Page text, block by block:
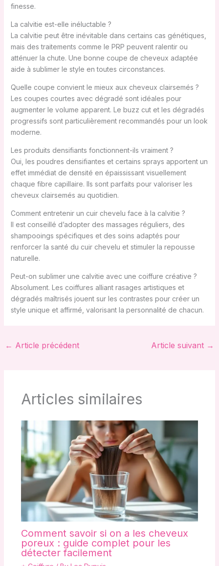
finesse.
La calvitie est-elle inéluctable ?
La calvitie peut être inévitable dans certains cas génétiques,
mais des traitements comme le PRP peuvent ralentir ou
atténuer la chute. Une bonne coupe de cheveux adaptée
aide à sublimer le style en toutes circonstances.
Quelle coupe convient le mieux aux cheveux clairsemés ?
Les coupes courtes avec dégradé sont idéales pour
augmenter le volume apparent. Le buzz cut et les dégradés
progressifs sont particulièrement recommandés pour un look
moderne.
Les produits densifiants fonctionnent-ils vraiment ?
Oui, les poudres densifiantes et certains sprays apportent un
effet immédiat de densité en épaississant visuellement
chaque fibre capillaire. Ils sont parfaits pour valoriser les
cheveux clairsemés au quotidien.
Comment entretenir un cuir chevelu face à la calvitie ?
Il est conseillé d’adopter des massages réguliers, des
shampooings spécifiques et des soins adaptés pour
renforcer la santé du cuir chevelu et stimuler la repousse
naturelle.
Peut-on sublimer une calvitie avec une coiffure créative ?
Absolument. Les coiffures alliant rasages artistiques et
dégradés maîtrisés jouent sur les contrastes pour créer un
style unique et affirmé, valorisant la personnalité de chacun.
← Article précédent Article suivant →
Articles similaires
Comment savoir si on a les cheveux
poreux : guide complet pour les
détecter facilement